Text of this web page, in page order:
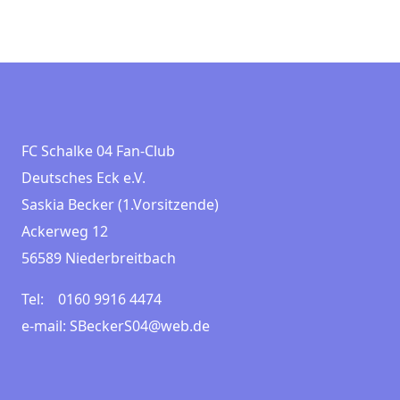
FC Schalke 04 Fan-Club
Deutsches Eck e.V.
Saskia Becker (1.Vorsitzende)
Ackerweg 12
56589 Niederbreitbach
Tel: 0160 9916 4474
e-mail: SBeckerS04@web.de